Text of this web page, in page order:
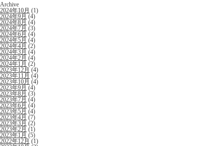
Archive
2024年10月 (1)
2024年9月 (4)
2024年8月 (4)
2024年7月 (3)
2024年6月 (4)
2024年5月 (4)
2024年4月 (2)
2024年3月 (4)
2024年2月 (4)
2024年1月 (2)
2023年12月(4)
2023年11月 (4)
2023年10月 (4)
2023年9月 (4)
2023年8月 (3)
2023年7月 (4)
2023年6月 (4)
2023年5月 (4)
2023年4月 (7)
2023年3月 (2)
2023年2月 (1)
2023年1月 (5)
2022年12月(1)